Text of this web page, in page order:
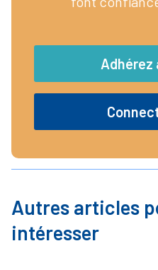
Adhérez
Autres articles
intéresser